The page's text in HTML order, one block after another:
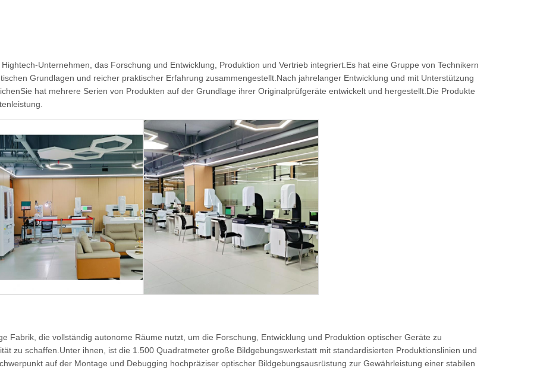
Unternehmen, das Forschung und Entwicklung, Produktion und Vertrieb integriert.Es hat eine Gruppe von Technikern
Grundlagen und reicher praktischer Erfahrung zusammengestellt.Nach jahrelanger Entwicklung und mit Unterstützung
hat mehrere Serien von Produkten auf der Grundlage ihrer Originalprüfgeräte entwickelt und hergestellt.Die Produkte
Fabrik, die vollständig autonome Räume nutzt, um die Forschung, Entwicklung und Produktion optischer Geräte zu
zu schaffen.Unter ihnen, ist die 1.500 Quadratmeter große Bildgebungswerkstatt mit standardisierten Produktionslinien und
auf der Montage und Debugging hochpräziser optischer Bildgebungsausrüstung zur Gewährleistung einer stabilen